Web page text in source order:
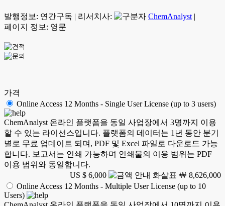
발행정보: 연간구독 | 리서치사: ChemAnalyst |
페이지 정보: 영문
가격
Online Access 12 Months - Single User License (up to 3 users)
ChemAnalyst 온라인 플랫폼을 동일 사업장에서 3명까지 이용
할 수 있는 라이선스입니다. 플랫폼의 데이터는 1년 동안 분기
별로 무료 업데이트 되며, PDF 및 Excel 파일로 다운로드 가능
합니다. 보고서는 인쇄 가능하며 인쇄물의 이용 범위는 PDF
이용 범위와 동일합니다.
US $ 6,000
￦ 8,626,000
Online Access 12 Months - Multiple User License (up to 10
Users)